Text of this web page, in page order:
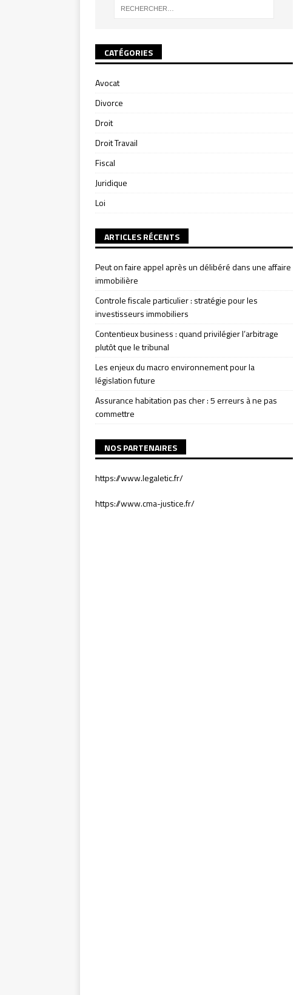
CATÉGORIES
Avocat
Divorce
Droit
Droit Travail
Fiscal
Juridique
Loi
ARTICLES RÉCENTS
Peut on faire appel après un délibéré dans une affaire
immobilière
Controle fiscale particulier : stratégie pour les
investisseurs immobiliers
Contentieux business : quand privilégier l’arbitrage
plutôt que le tribunal
Les enjeux du macro environnement pour la
législation future
Assurance habitation pas cher : 5 erreurs à ne pas
commettre
NOS PARTENAIRES
https://www.legaletic.fr/
https://www.cma-justice.fr/